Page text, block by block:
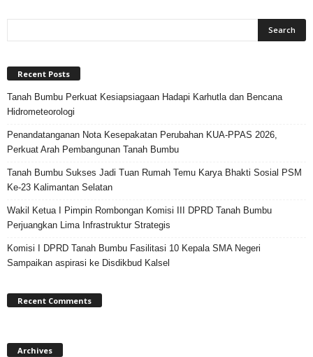
Recent Posts
Tanah Bumbu Perkuat Kesiapsiagaan Hadapi Karhutla dan Bencana
Hidrometeorologi
Penandatanganan Nota Kesepakatan Perubahan KUA-PPAS 2026,
Perkuat Arah Pembangunan Tanah Bumbu
Tanah Bumbu Sukses Jadi Tuan Rumah Temu Karya Bhakti Sosial PSM
Ke-23 Kalimantan Selatan
Wakil Ketua I Pimpin Rombongan Komisi III DPRD Tanah Bumbu
Perjuangkan Lima Infrastruktur Strategis
Komisi I DPRD Tanah Bumbu Fasilitasi 10 Kepala SMA Negeri
Sampaikan aspirasi ke Disdikbud Kalsel
Recent Comments
Archives